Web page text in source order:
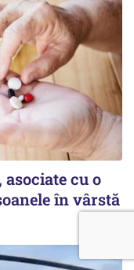
cu o
în vârstă